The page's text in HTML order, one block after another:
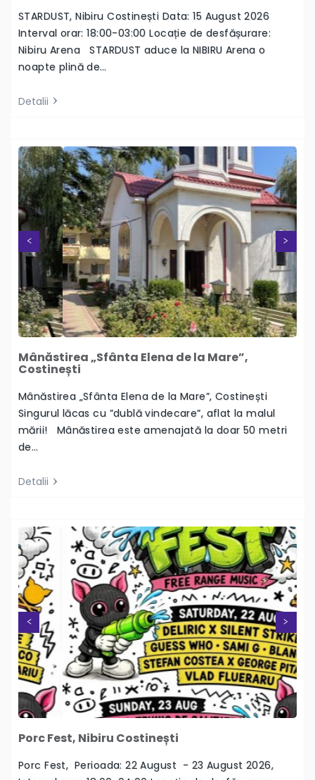
STARDUST, Nibiru Costinești Data: 15 August 2026
Interval orar: 18:00-03:00 Locație de desfășurare:
Nibiru Arena STARDUST aduce la NIBIRU Arena o
noapte plină de…
Detalii
Next
Mânăstirea „Sfânta Elena de la Mare”,
Costinești
Mânăstirea „Sfânta Elena de la Mare”, Costinești
Singurul lăcas cu ”dublă vindecare”, aflat la malul
mării! Mânăstirea este amenajată la doar 50 metri
de…
Detalii
Next
Porc Fest, Nibiru Costinești
Porc Fest, Perioada: 22 August - 23 August 2026,